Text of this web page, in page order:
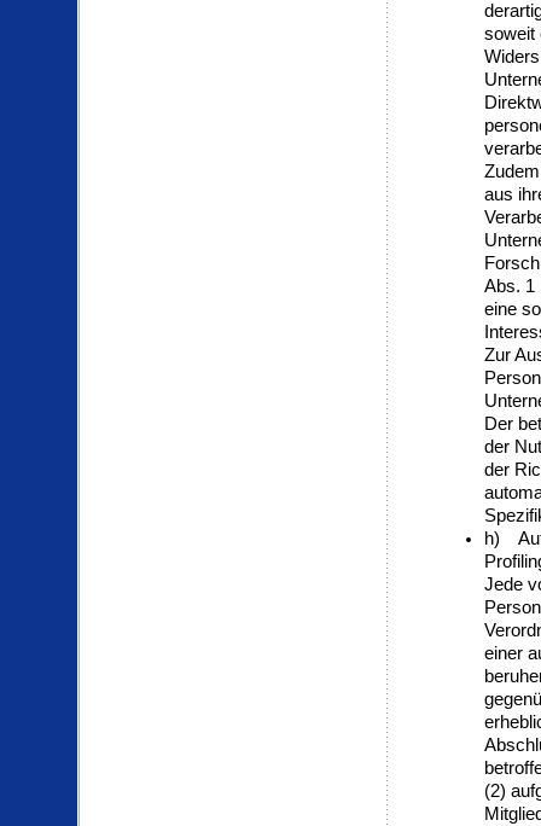
soweit
aus
Abs. 1
eine
Zur
Der
der
der
h)
Jede
einer
(2)